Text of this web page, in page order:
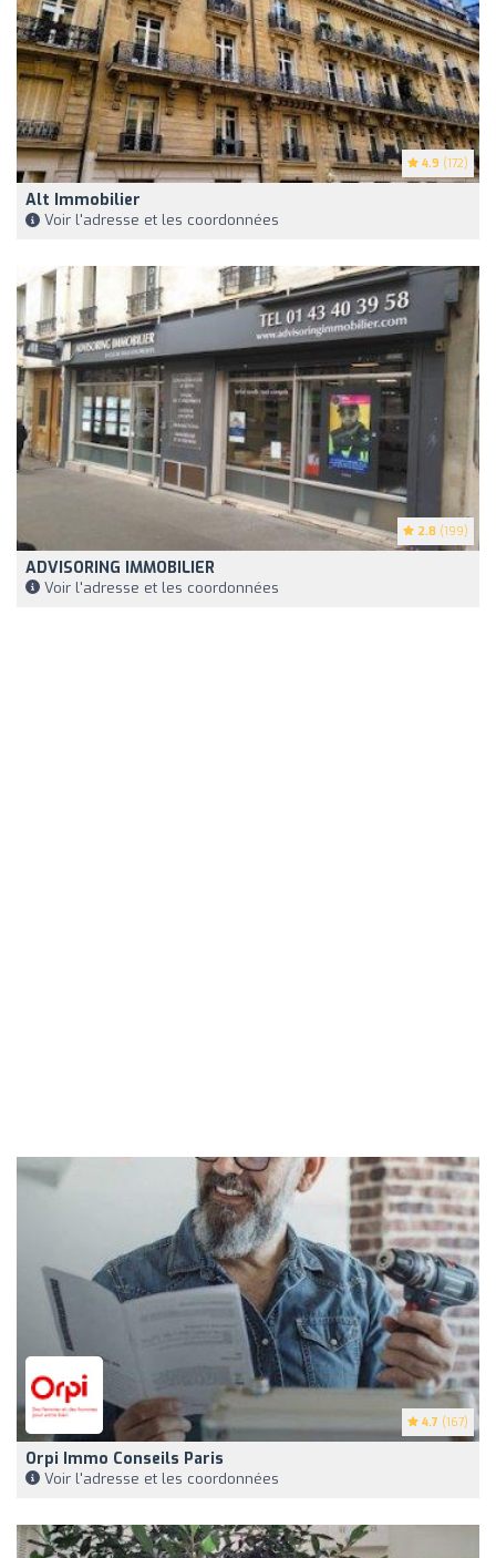
4.9 (172)
Alt Immobilier
Voir l'adresse et les coordonnées
2.8 (199)
ADVISORING IMMOBILIER
Voir l'adresse et les coordonnées
4.7 (167)
Orpi Immo Conseils Paris
Voir l'adresse et les coordonnées